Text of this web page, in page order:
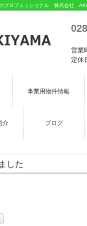
のプロフェッショナル 株式会社
営業
定休
事業用物件情報
介 ブログ
した